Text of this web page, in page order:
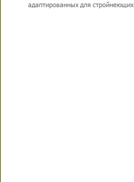
адаптированных для стройнеющих